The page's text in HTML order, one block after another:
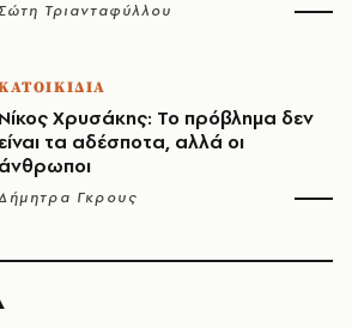
Τριανταφύλλου
Νίκος Χρυσάκης: Το πρόβλημα δεν
είναι τα αδέσποτα, αλλά οι
άνθρωποι
Γκρους